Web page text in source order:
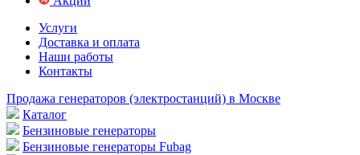
Услуги
Доставка и оплата
Наши работы
Контакты
Продажа генераторов (электростанций) в Москве
Каталог
Бензиновые генераторы
Бензиновые генераторы Fubag